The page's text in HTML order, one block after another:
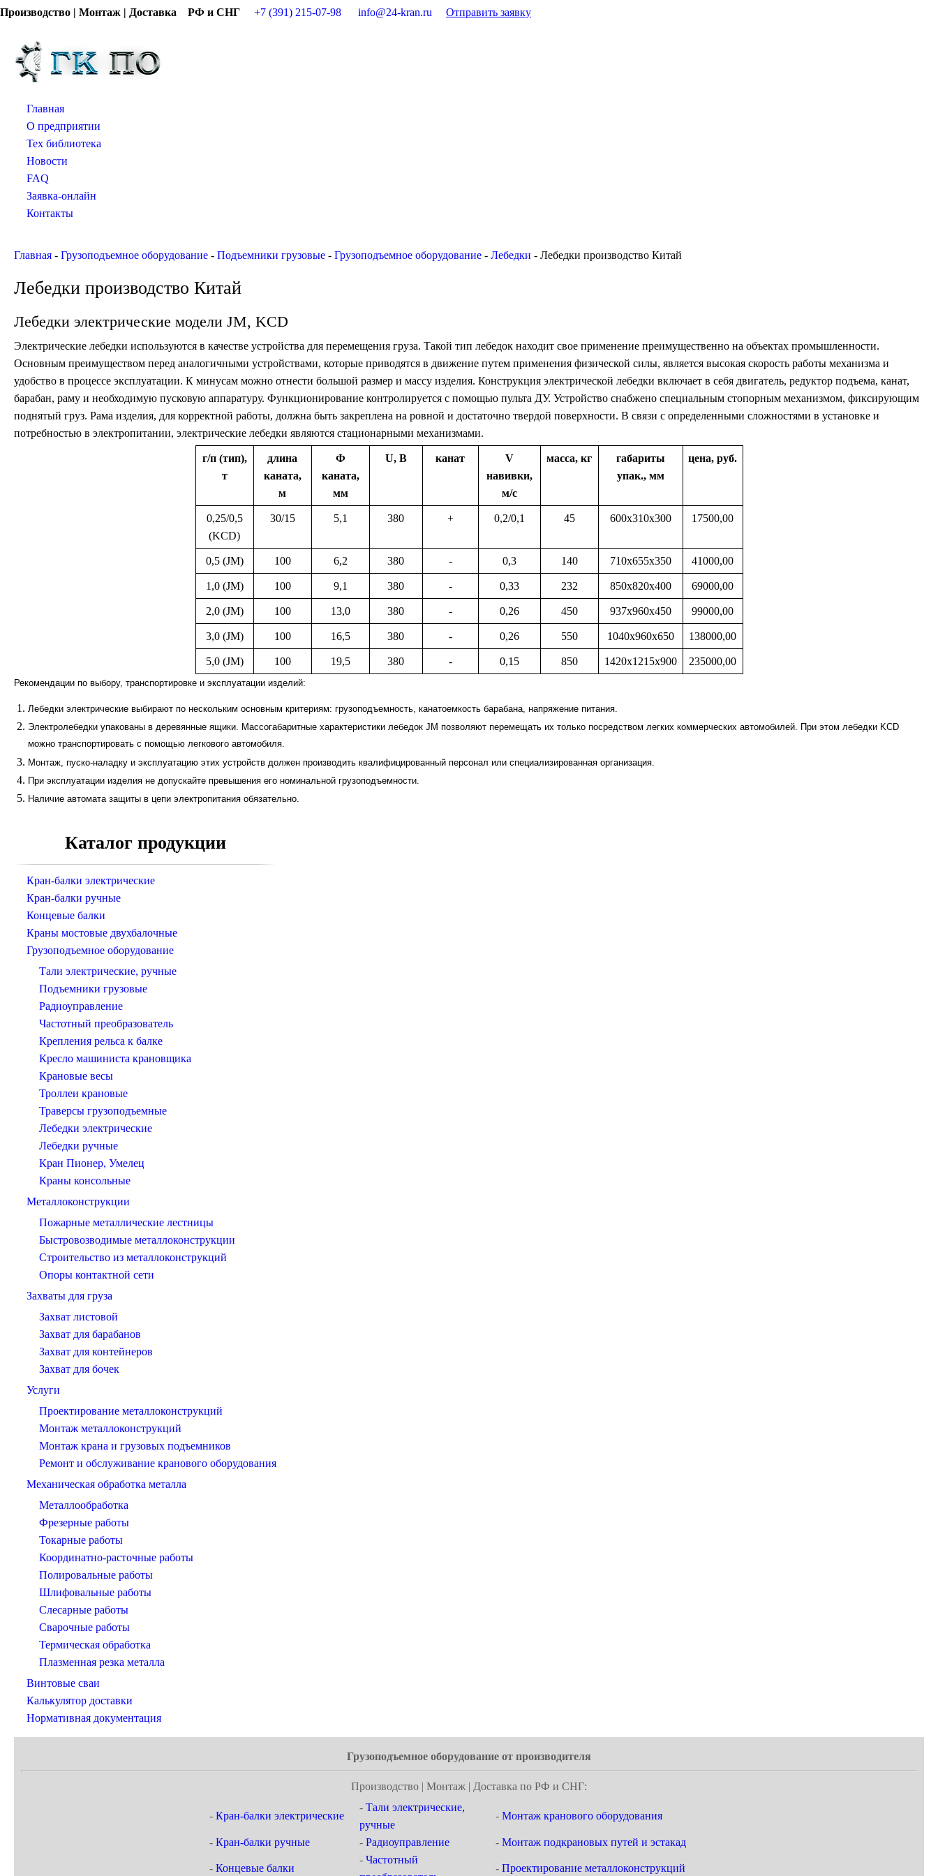
Производство | Монтаж | Доставка РФ и СНГ +7 (391) 215-07-98 info@24-kran.ru Отправить заявку
Главная
О предприятии
Тех библиотека
Новости
FAQ
Заявка-онлайн
Контакты
Главная - Грузоподъемное оборудование - Подъемники грузовые - Грузоподъемное оборудование - Лебедки - Лебедки производство Китай
Лебедки производство Китай
Лебедки электрические модели JM, KCD
Электрические лебедки используются в качестве устройства для перемещения груза. Такой тип лебедок находит свое применение преимущественно на объектах промышленности.
Основным преимуществом перед аналогичными устройствами, которые приводятся в движение путем применения физической силы, является высокая скорость работы механизма и
удобство в процессе эксплуатации. К минусам можно отнести большой размер и массу изделия. Конструкция электрической лебедки включает в себя двигатель, редуктор подъема, канат,
барабан, раму и необходимую пусковую аппаратуру. Функционирование контролируется с помощью пульта ДУ. Устройство снабжено специальным стопорным механизмом, фиксирующим
поднятый груз. Рама изделия, для корректной работы, должна быть закреплена на ровной и достаточно твердой поверхности. В связи с определенными сложностями в установке и
потребностью в электропитании, электрические лебедки являются стационарными механизмами.
г/п (тип),
т
длина
каната,
м
Ф
каната,
мм
U, В канат
V
навивки,
м/с
масса, кг
габариты
упак., мм
цена, руб.
0,25/0,5
(KCD)
30/15 5,1 380 + 0,2/0,1 45 600х310х300 17500,00
0,5 (JM) 100 6,2 380 - 0,3 140 710х655х350 41000,00
1,0 (JM) 100 9,1 380 - 0,33 232 850х820х400 69000,00
2,0 (JM) 100 13,0 380 - 0,26 450 937х960х450 99000,00
3,0 (JM) 100 16,5 380 - 0,26 550 1040х960х650 138000,00
5,0 (JM) 100 19,5 380 - 0,15 850 1420х1215х900 235000,00
Рекомендации по выбору, транспортировке и эксплуатации изделий:
Лебедки электрические выбирают по нескольким основным критериям: грузоподъемность, канатоемкость барабана, напряжение питания.
Электролебедки упакованы в деревянные ящики. Массогабаритные характеристики лебедок JM позволяют перемещать их только посредством легких коммерческих автомобилей. При этом лебедки KCD
можно транспортировать с помощью легкового автомобиля.
Монтаж, пуско-наладку и эксплуатацию этих устройств должен производить квалифицированный персонал или специализированная организация.
При эксплуатации изделия не допускайте превышения его номинальной грузоподъемности.
Наличие автомата защиты в цепи электропитания обязательно.
Каталог продукции
Кран-балки электрические
Кран-балки ручные
Концевые балки
Краны мостовые двухбалочные
Грузоподъемное оборудование
Тали электрические, ручные
Подъемники грузовые
Радиоуправление
Частотный преобразователь
Крепления рельса к балке
Кресло машиниста крановщика
Крановые весы
Троллеи крановые
Траверсы грузоподъемные
Лебедки электрические
Лебедки ручные
Кран Пионер, Умелец
Краны консольные
Металлоконструкции
Пожарные металлические лестницы
Быстровозводимые металлоконструкции
Строительство из металлоконструкций
Опоры контактной сети
Захваты для груза
Захват листовой
Захват для барабанов
Захват для контейнеров
Захват для бочек
Услуги
Проектирование металлоконструкций
Монтаж металлоконструкций
Монтаж крана и грузовых подъемников
Ремонт и обслуживание кранового оборудования
Механическая обработка металла
Металлообработка
Фрезерные работы
Токарные работы
Координатно-расточные работы
Полировальные работы
Шлифовальные работы
Слесарные работы
Сварочные работы
Термическая обработка
Плазменная резка металла
Винтовые сваи
Калькулятор доставки
Нормативная документация
Грузоподъемное оборудование от производителя
Производство | Монтаж | Доставка по РФ и СНГ:
- Кран-балки электрические
- Тали электрические,
ручные
- Монтаж кранового оборудования
- Кран-балки ручные - Радиоуправление - Монтаж подкрановых путей и эстакад
- Концевые балки
- Частотный
- Проектирование металлоконструкций